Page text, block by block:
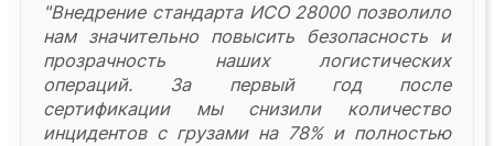
"Внедрение стандарта ИСО 28000 позволило
нам значительно повысить безопасность и
прозрачность наших логистических
операций. За первый год после
сертификации мы снизили количество
инцидентов с грузами на 78% и полностью